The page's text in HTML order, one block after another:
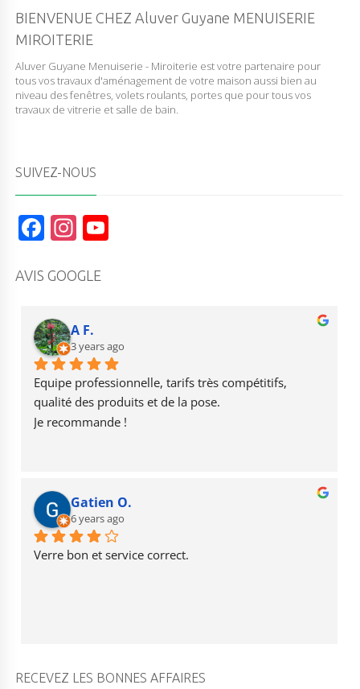
BIENVENUE CHEZ Aluver Guyane MENUISERIE
MIROITERIE
Aluver Guyane Menuiserie - Miroiterie est votre partenaire pour
tous vos travaux d'aménagement de votre maison aussi bien au
niveau des fenêtres, volets roulants, portes que pour tous vos
travaux de vitrerie et salle de bain.
SUIVEZ-NOUS
F
a
c
b
o
o
k
In
st
a
r
a
m
b
e
AVIS GOOGLE
A F.
3 years ago
Equipe professionnelle, tarifs très compétitifs,
qualité des produits et de la pose.
Je recommande !
Gatien O.
6 years ago
Verre bon et service correct.
RECEVEZ LES BONNES AFFAIRES